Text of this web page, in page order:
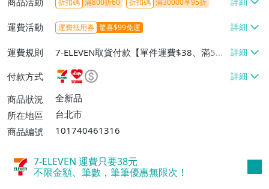
折扣碼 滿800折60 折扣碼 滿30000享95折
運費活動 運費抵用券 驚喜$99免運
運費規則
7-ELEVEN取貨付款【單件運費$38、滿5件
或消費滿$1298免運費】、7-ELEVEN取貨
不付款【免運費】、萊爾富取貨付款【單件
運費$60、滿5件或消費滿$1298免運
費】、宅配/貨運【單件運費$120、滿5件
付款方式
商品狀況
全新品
所在地區
台北市
商品編號
101740461316
7-ELEVEN 運費只要38元
不限金額、筆數，筆筆優惠無限次！